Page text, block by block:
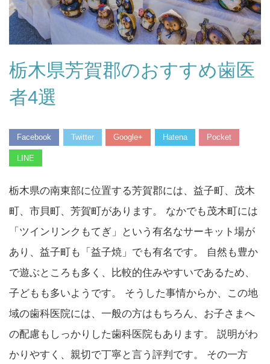
栃木県芳賀郡のおすすめ歯医
者4選
Facebook Twitter Google+ Hatena Pocket
LINE
栃木県の南東部に位置する芳賀郡には、益子町、茂木
町、市貝町、芳賀町があります。 なかでも茂木町には
「ツインリンクもてぎ」という有名なサーキット場が
あり、益子町も「益子焼」でも有名です。 自然も豊か
で遊ぶところも多く、比較的住みやすいであるため、
子どもも多いようです。 そうした事情からか、この地
域の歯科医院には、一般の方はもちろん、お子さまへ
の配慮もしっかりした歯科医院もあります。 説明がわ
かりやすく、親切で丁寧と言う評判です。 その一方